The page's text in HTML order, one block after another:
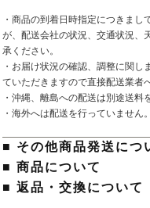
・商品の到着日時指定につきま
が、配送会社の状況、交通状況、
承ください。
・お届け状況の確認、調整に関
ていただきますので直接配送業者
・沖縄、離島への配送は別途送料
・海外へは配送を行っていません。
■ その他商品発送につ
■ 商品について
■ 返品・交換について